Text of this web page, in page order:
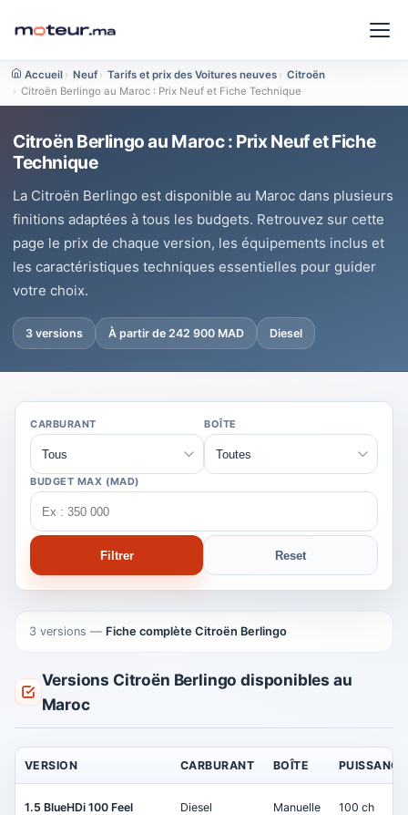
Accueil › Neuf › Tarifs et prix des Voitures neuves › Citroën
› Citroën Berlingo au Maroc : Prix Neuf et Fiche Technique
Citroën Berlingo au Maroc : Prix Neuf et Fiche
Technique
La Citroën Berlingo est disponible au Maroc dans plusieurs
finitions adaptées à tous les budgets. Retrouvez sur cette
page le prix de chaque version, les équipements inclus et
les caractéristiques techniques essentielles pour guider
votre choix.
3 versions À partir de 242 900 MAD Diesel
CARBURANT BOÎTE
BUDGET MAX (MAD)
Filtrer Reset
3 versions — Fiche complète Citroën Berlingo
Versions Citroën Berlingo disponibles au
Maroc
VERSION CARBURANT BOÎTE PUISSANCE
1.5 BlueHDi 100 Feel Diesel Manuelle 100 ch